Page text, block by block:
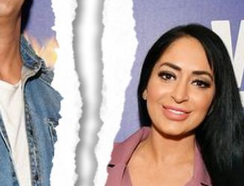
Promiflash Exklusiv
Alle Themen auf Promiflash
Jobs
App runterladen
Team
Redaktionelle Richtlinien